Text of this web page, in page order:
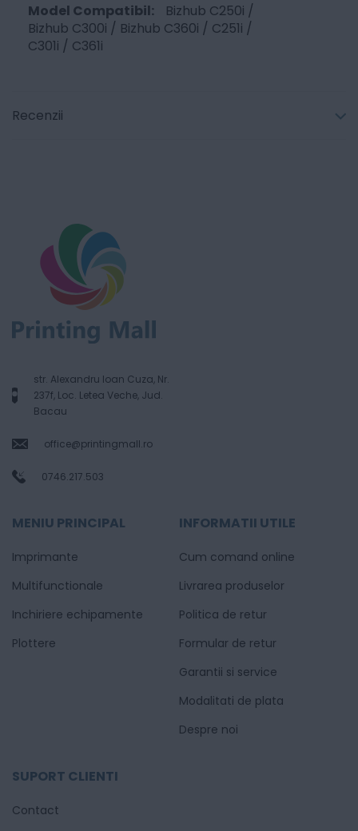
Bizhub C250i /
Bizhub C300i / Bizhub C360i / C251i /
C301i / C361i
Recenzii
str. Alexandru Ioan Cuza, Nr.
237f, Loc. Letea Veche, Jud.
Bacau
office@printingmall.ro
0746.217.503
MENIU PRINCIPAL
Imprimante
Multifunctionale
Inchiriere echipamente
Plottere
INFORMATII UTILE
Cum comand online
Livrarea produselor
Politica de retur
Formular de retur
Garantii si service
Modalitati de plata
Despre noi
SUPORT CLIENTI
Contact